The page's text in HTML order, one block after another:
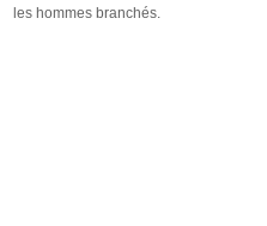
les hommes branchés.